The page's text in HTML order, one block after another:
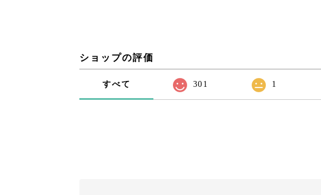
ショップの評価
すべて 301 1